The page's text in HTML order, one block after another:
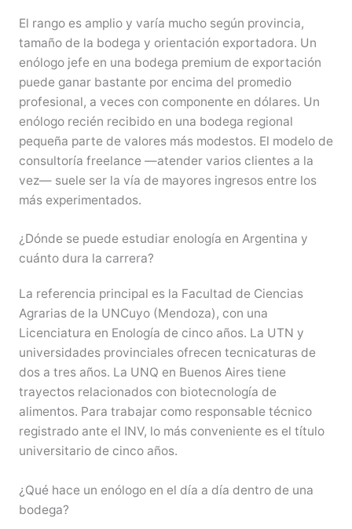
El rango es amplio y varía mucho según provincia,
tamaño de la bodega y orientación exportadora. Un
enólogo jefe en una bodega premium de exportación
puede ganar bastante por encima del promedio
profesional, a veces con componente en dólares. Un
enólogo recién recibido en una bodega regional
pequeña parte de valores más modestos. El modelo de
consultoría freelance —atender varios clientes a la
vez— suele ser la vía de mayores ingresos entre los
más experimentados.
¿Dónde se puede estudiar enología en Argentina y
cuánto dura la carrera?
La referencia principal es la Facultad de Ciencias
Agrarias de la UNCuyo (Mendoza), con una
Licenciatura en Enología de cinco años. La UTN y
universidades provinciales ofrecen tecnicaturas de
dos a tres años. La UNQ en Buenos Aires tiene
trayectos relacionados con biotecnología de
alimentos. Para trabajar como responsable técnico
registrado ante el INV, lo más conveniente es el título
universitario de cinco años.
¿Qué hace un enólogo en el día a día dentro de una
bodega?